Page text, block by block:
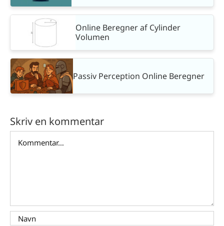
Online Beregner af Cylinder
Volumen
Passiv Perception Online Beregner
Skriv en kommentar